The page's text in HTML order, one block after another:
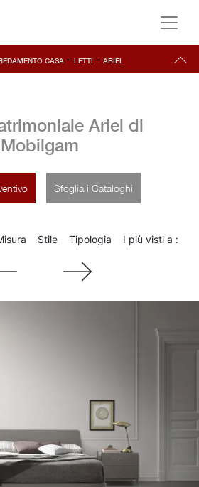
CASA- LETTI - ARIEL
Ariel di
Mobilgam
Sfoglia i Cataloghi
Stile Tipologia I più visti a :